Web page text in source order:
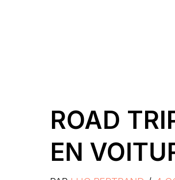
ROAD
EN